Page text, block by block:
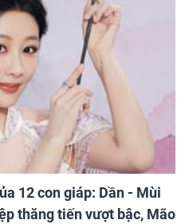
12 con giáp: Dần - Mùi
thăng tiến vượt bậc, Mão